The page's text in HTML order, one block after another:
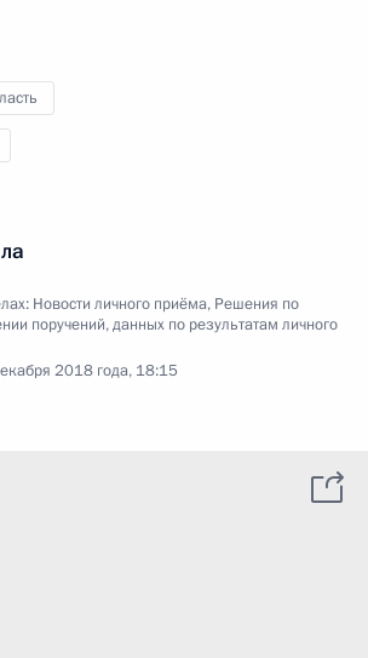
Новости личного приёма, Решения по
поручений, данных по результатам личного
2018 года, 18:15